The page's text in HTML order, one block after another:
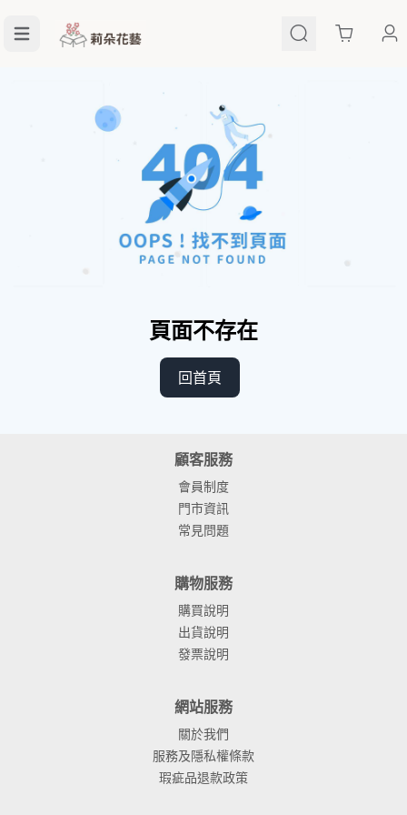
Cart
頁面不存在
回首頁
顧客服務
會員制度
門市資訊
常見問題
購物服務
購買說明
出貨說明
發票說明
網站服務
關於我們
服務及隱私權條款
瑕疵品退款政策